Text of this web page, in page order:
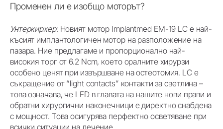
Променен ли е изобщо моторът?
Унтеркирхер: Новият мотор Implantmed EM-19 LC е най-
късият имплантологичен мотор на разположение на
пазара. Ние предлагаме и пропорционално най-
високия торг от 6.2 Ncm, което оралните хирурзи
особено ценят при извършване на остеотомия. LC е
съкращение от “light contacts” контакти за светлина –
това означава, че LED в главата на нашите нови прави и
обратни хирургични наконечници е директно снабдена
с мощност. Това осигурява перфектно осветяване при
всички ситуации на лечение.